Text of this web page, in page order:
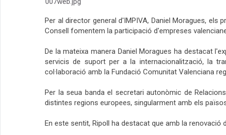
Per al director general d'IMPIVA, Daniel Moragues,
Consell fomentem la participació d'empreses
De la mateixa manera Daniel Moragues ha destacat
servicis de suport per a la internacionalització, la
col·laboració amb la Fundació Comunitat Valenciana
Per la seua banda el secretari autonòmic de
distintes regions europees, singularment amb els
En este sentit, Ripoll ha destacat que amb la